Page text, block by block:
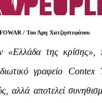
/ Του Άρη Χατζηστεφάνου
«Ελλάδα της κρίσης»,
γραφείο
αλλά αποτελεί